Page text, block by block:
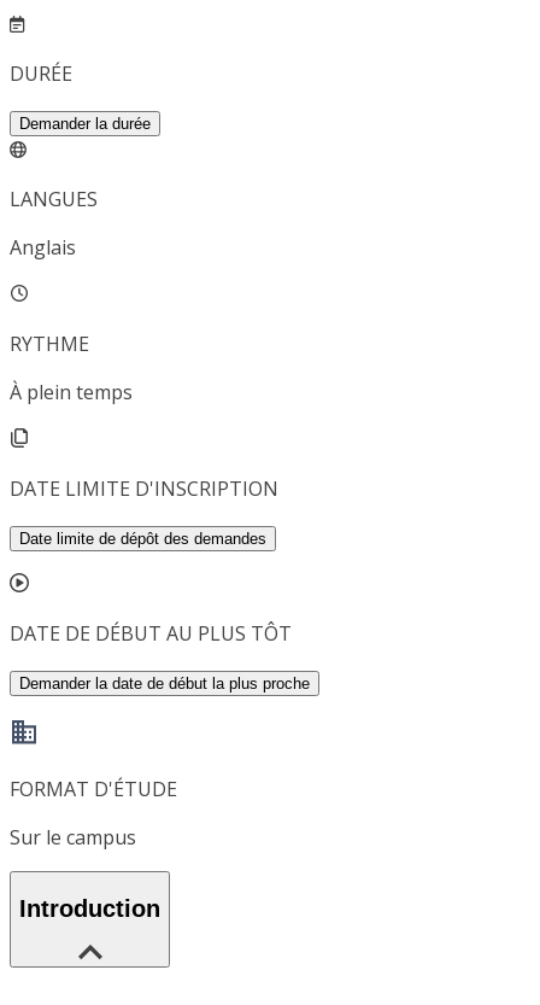
DURÉE
Demander la durée
LANGUES
Anglais
RYTHME
À plein temps
DATE LIMITE D'INSCRIPTION
Date limite de dépôt des demandes
DATE DE DÉBUT AU PLUS TÔT
Demander la date de début la plus proche
FORMAT D'ÉTUDE
Sur le campus
Introduction